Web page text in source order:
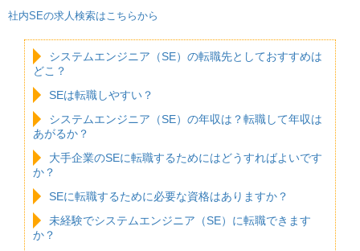
社内SEの求人検索はこちらから
システムエンジニア（SE）の転職先としておすすめは
どこ？
SEは転職しやすい？
システムエンジニア（SE）の年収は？転職して年収は
あがるか？
大手企業のSEに転職するためにはどうすればよいです
か？
SEに転職するために必要な資格はありますか？
未経験でシステムエンジニア（SE）に転職できます
か？